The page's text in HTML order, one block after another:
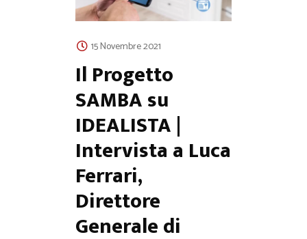
15 Novembre 2021
Il Progetto
SAMBA su
IDEALISTA |
Intervista a Luca
Ferrari,
Direttore
Generale di